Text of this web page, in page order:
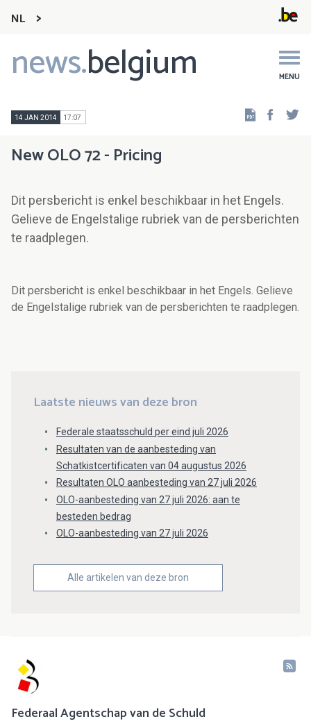
NL
news.belgium MENU
Main
navigation
14 JAN 2014 17:07
New OLO 72 - Pricing
Dit persbericht is enkel beschikbaar in het Engels.
Gelieve de Engelstalige rubriek van de persberichten
te raadplegen.
Dit persbericht is enkel beschikbaar in het Engels. Gelieve
de Engelstalige rubriek van de persberichten te raadplegen.
Laatste nieuws van deze bron
Federale staatsschuld per eind juli 2026
Resultaten van de aanbesteding van
Schatkistcertificaten van 04 augustus 2026
Resultaten OLO aanbesteding van 27 juli 2026
OLO-aanbesteding van 27 juli 2026: aan te
besteden bedrag
OLO-aanbesteding van 27 juli 2026
Alle artikelen van deze bron
Federaal Agentschap van de Schuld